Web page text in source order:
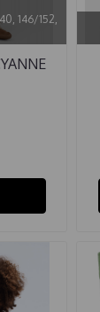
146/152,
...